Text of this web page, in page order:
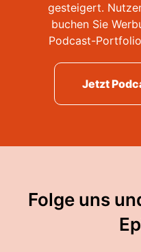
gesteigert.
buchen Sie
Podcast-
Jetzt
Folge uns